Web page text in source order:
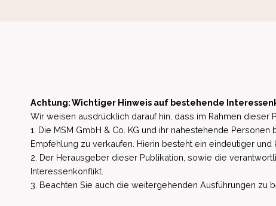
Achtung: Wichtiger Hinweis auf bestehende
Wir weisen ausdrücklich darauf hin, dass im Rahmen dieser
1. Die MSM GmbH & Co. KG und ihr nahestehende
Empfehlung zu verkaufen. Hierin besteht ein eindeutiger
2. Der Herausgeber dieser Publikation, sowie die
Interessenkonflikt.
3. Beachten Sie auch die weitergehenden Ausführungen zu